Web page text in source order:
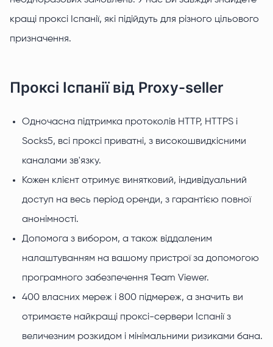
кращі проксі Іспанії, які підійдуть для різного цільового
призначення.
Проксі Іспанії від Proxy-seller
Одночасна підтримка протоколів HTTP, HTTPS і
Socks5, всі проксі приватні, з високошвидкісними
каналами зв'язку.
Кожен клієнт отримує винятковий, індивідуальний
доступ на весь період оренди, з гарантією повної
анонімності.
Допомога з вибором, а також віддаленим
налаштуванням на вашому пристрої за допомогою
програмного забезпечення Team Viewer.
400 власних мереж і 800 підмереж, а значить ви
отримаєте найкращі проксі-сервери Іспанії з
величезним розкидом і мінімальними ризиками бана.